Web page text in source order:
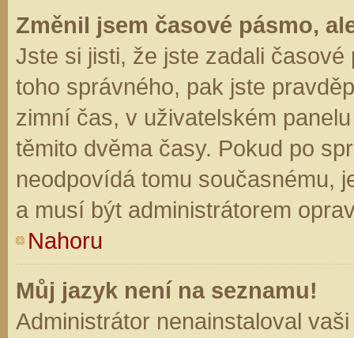
Změnil jsem časové pásmo,
Jste si jisti, že jste zadali
toho správného, pak jste
zimní čas, v uživatelském
těmito dvěma časy. Pokud po
neodpovídá tomu současnému,
a musí být administrátorem
Nahoru
Můj jazyk není na seznamu!
Administrátor nenainstaloval